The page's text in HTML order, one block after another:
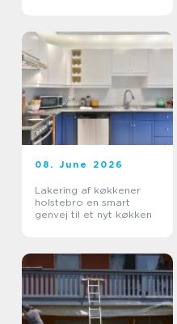
08. June 2026
Lakering af køkkener
holstebro en smart
genvej til et nyt køkken